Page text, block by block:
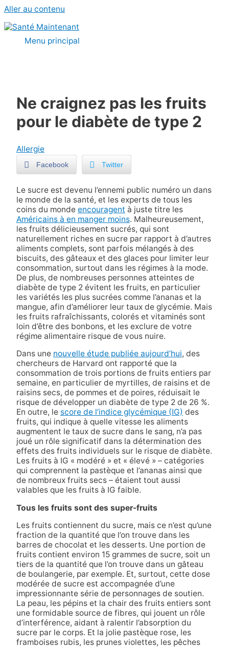
Aller au contenu
Menu principal
Ne craignez pas les fruits
pour le diabète de type 2
Allergie
Facebook Twitter
Le sucre est devenu l’ennemi public numéro un dans
le monde de la santé, et les experts de tous les
coins du monde encouragent à juste titre les
Américains à en manger moins. Malheureusement,
les fruits délicieusement sucrés, qui sont
naturellement riches en sucre par rapport à d’autres
aliments complets, sont parfois mélangés à des
biscuits, des gâteaux et des glaces pour limiter leur
consommation, surtout dans les régimes à la mode.
De plus, de nombreuses personnes atteintes de
diabète de type 2 évitent les fruits, en particulier
les variétés les plus sucrées comme l’ananas et la
mangue, afin d’améliorer leur taux de glycémie. Mais
les fruits rafraîchissants, colorés et vitaminés sont
loin d’être des bonbons, et les exclure de votre
régime alimentaire risque de vous nuire.
Dans une nouvelle étude publiée aujourd’hui, des
chercheurs de Harvard ont rapporté que la
consommation de trois portions de fruits entiers par
semaine, en particulier de myrtilles, de raisins et de
raisins secs, de pommes et de poires, réduisait le
risque de développer un diabète de type 2 de 26 %.
En outre, le score de l’indice glycémique (IG) des
fruits, qui indique à quelle vitesse les aliments
augmentent le taux de sucre dans le sang, n’a pas
joué un rôle significatif dans la détermination des
effets des fruits individuels sur le risque de diabète.
Les fruits à IG « modéré » et « élevé » – catégories
qui comprennent la pastèque et l’ananas ainsi que
de nombreux fruits secs – étaient tout aussi
valables que les fruits à IG faible.
Tous les fruits sont des super-fruits
Les fruits contiennent du sucre, mais ce n’est qu’une
fraction de la quantité que l’on trouve dans les
barres de chocolat et les desserts. Une portion de
fruits contient environ 15 grammes de sucre, soit un
tiers de la quantité que l’on trouve dans un gâteau
de boulangerie, par exemple. Et, surtout, cette dose
modérée de sucre est accompagnée d’une
impressionnante série de personnages de soutien.
La peau, les pépins et la chair des fruits entiers sont
une formidable source de fibres, qui jouent un rôle
d’interférence, aidant à ralentir l’absorption du
sucre par le corps. Et la jolie pastèque rose, les
framboises rubis, les prunes violettes, les pêches